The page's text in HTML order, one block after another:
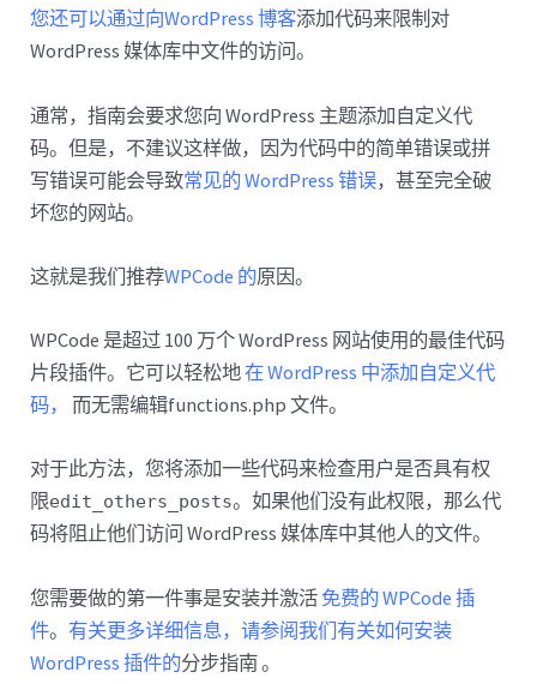
您还可以通过向WordPress 博客添加代码来限制对
WordPress 媒体库中文件的访问。
通常，指南会要求您向 WordPress 主题添加自定义代
码。但是，不建议这样做，因为代码中的简单错误或拼
写错误可能会导致常见的 WordPress 错误，甚至完全破
坏您的网站。
这就是我们推荐WPCode 的原因。
WPCode 是超过 100 万个 WordPress 网站使用的最佳代码
片段插件。它可以轻松地在 WordPress 中添加自定义代
码，
而无需编辑functions.php 文件。
对于此方法，您将添加一些代码来检查用户是否具有权
限edit_others_posts。如果他们没有此权限，那么代
码将阻止他们访问 WordPress 媒体库中其他人的文件。
您需要做的第一件事是安装并激活 免费的 WPCode 插
件。 有关更多详细信息，请参阅我们有关如何安装
WordPress 插件的分步指南 。